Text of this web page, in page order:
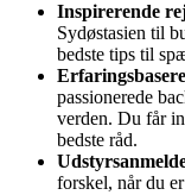
Inspirerende
Sydøstasien til
bedste tips til
passionerede
verden. Du får
bedste råd.
forskel, når du